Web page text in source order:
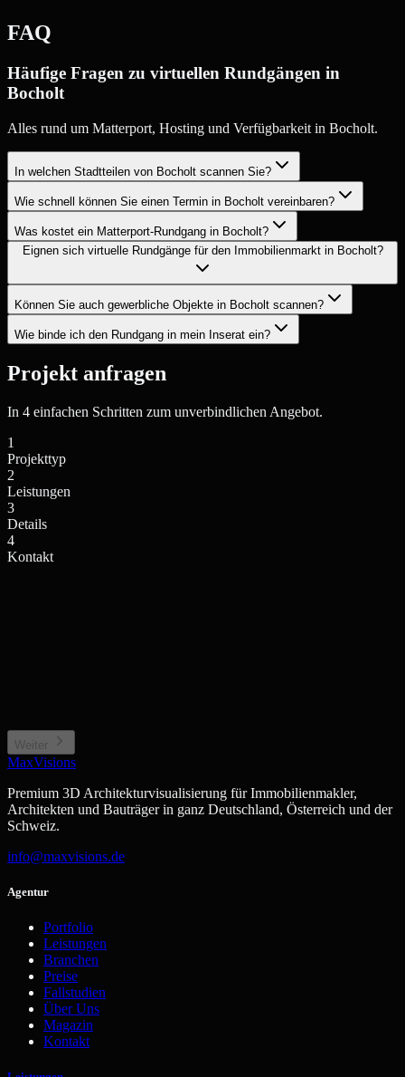
FAQ
Häufige Fragen zu virtuellen Rundgängen in
Bocholt
Alles rund um Matterport, Hosting und Verfügbarkeit in Bocholt.
In welchen Stadtteilen von Bocholt scannen Sie?
Wie schnell können Sie einen Termin in Bocholt vereinbaren?
Was kostet ein Matterport-Rundgang in Bocholt?
Eignen sich virtuelle Rundgänge für den Immobilienmarkt in Bocholt?
Können Sie auch gewerbliche Objekte in Bocholt scannen?
Wie binde ich den Rundgang in mein Inserat ein?
Projekt anfragen
In 4 einfachen Schritten zum unverbindlichen Angebot.
1
Projekttyp
2
Leistungen
3
Details
4
Kontakt
Weiter
MaxVisions
Premium 3D Architekturvisualisierung für Immobilienmakler,
Architekten und Bauträger in ganz Deutschland, Österreich und der
Schweiz.
info@maxvisions.de
Agentur
Portfolio
Leistungen
Branchen
Preise
Fallstudien
Über Uns
Magazin
Kontakt